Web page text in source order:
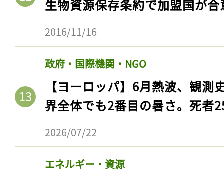
生物資源保存条約で加盟国が合
2016/11/16
政府・国際機関・NGO
【ヨーロッパ】6月熱波、観
界全体でも2番目の暑さ。死者
2026/07/22
エネルギー・資源
記事をお気に入りに
ログインが必